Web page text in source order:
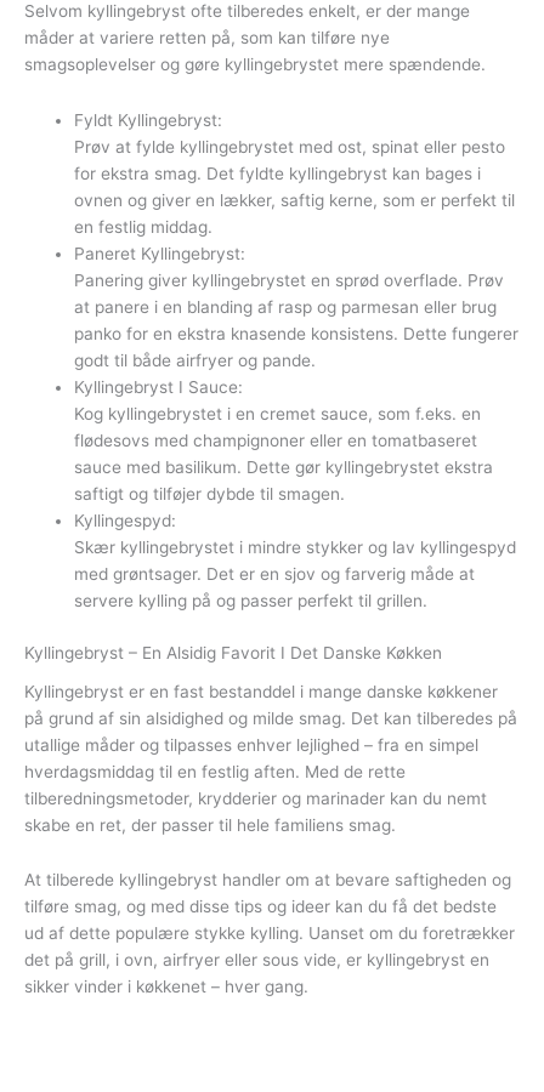
Selvom kyllingebryst ofte tilberedes enkelt, er der mange
måder at variere retten på, som kan tilføre nye
smagsoplevelser og gøre kyllingebrystet mere spændende.
Fyldt Kyllingebryst:
Prøv at fylde kyllingebrystet med ost, spinat eller pesto
for ekstra smag. Det fyldte kyllingebryst kan bages i
ovnen og giver en lækker, saftig kerne, som er perfekt til
en festlig middag.
Paneret Kyllingebryst:
Panering giver kyllingebrystet en sprød overflade. Prøv
at panere i en blanding af rasp og parmesan eller brug
panko for en ekstra knasende konsistens. Dette fungerer
godt til både airfryer og pande.
Kyllingebryst I Sauce:
Kog kyllingebrystet i en cremet sauce, som f.eks. en
flødesovs med champignoner eller en tomatbaseret
sauce med basilikum. Dette gør kyllingebrystet ekstra
saftigt og tilføjer dybde til smagen.
Kyllingespyd:
Skær kyllingebrystet i mindre stykker og lav kyllingespyd
med grøntsager. Det er en sjov og farverig måde at
servere kylling på og passer perfekt til grillen.
Kyllingebryst – En Alsidig Favorit I Det Danske Køkken
Kyllingebryst er en fast bestanddel i mange danske køkkener
på grund af sin alsidighed og milde smag. Det kan tilberedes på
utallige måder og tilpasses enhver lejlighed – fra en simpel
hverdagsmiddag til en festlig aften. Med de rette
tilberedningsmetoder, krydderier og marinader kan du nemt
skabe en ret, der passer til hele familiens smag.
At tilberede kyllingebryst handler om at bevare saftigheden og
tilføre smag, og med disse tips og ideer kan du få det bedste
ud af dette populære stykke kylling. Uanset om du foretrækker
det på grill, i ovn, airfryer eller sous vide, er kyllingebryst en
sikker vinder i køkkenet – hver gang.